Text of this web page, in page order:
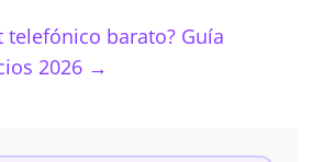
telefónico barato? Guía
2026 →